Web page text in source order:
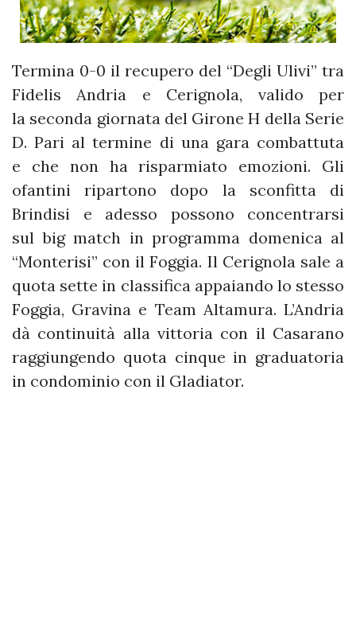
Termina 0-0 il recupero del “Degli Ulivi” tra
Fidelis Andria e Cerignola, valido per
la seconda giornata del Girone H della Serie
D. Pari al termine di una gara combattuta
e che non ha risparmiato emozioni. Gli
ofantini ripartono dopo la sconfitta di
Brindisi e adesso possono concentrarsi
sul big match in programma domenica al
“Monterisi” con il Foggia. Il Cerignola sale a
quota sette in classifica appaiando lo stesso
Foggia, Gravina e Team Altamura. L’Andria
dà continuità alla vittoria con il Casarano
raggiungendo quota cinque in graduatoria
in condominio con il Gladiator.